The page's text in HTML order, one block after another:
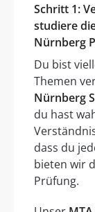
Schritt 1:
studiere
Nürnberg
Du bist
Themen
Nürnberg
du hast
dass du
bieten wir
Prüfung.